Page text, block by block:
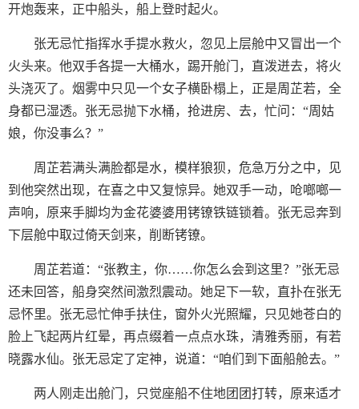
开炮轰来，正中船头，船上登时起火。
张无忌忙指挥水手提水救火，忽见上层舱中又冒出一个
火头来。他双手各提一大桶水，踢开舱门，直泼迸去，将火
头浇灭了。烟雾中只见一个女子横卧榻上，正是周芷若，全
身都已湿透。张无忌抛下水桶，抢进房、去，忙问：“周姑
娘，你没事么？”
周芷若满头满脸都是水，模样狼狈，危急万分之中，见
到他突然出现，在喜之中又复惊异。她双手一动，呛啷啷一
声响，原来手脚均为金花婆婆用铐镣铁链锁着。张无忌奔到
下层舱中取过倚天剑来，削断铐镣。
周芷若道：“张教主，你……你怎么会到这里？”张无忌
还未回答，船身突然间激烈震动。她足下一软，直扑在张无
忌怀里。张无忌忙伸手扶住，窗外火光照耀，只见她苍白的
脸上飞起两片红晕，再点缀着一点点水珠，清雅秀丽，有若
晓露水仙。张无忌定了定神，说道：“咱们到下面船舱去。”
两人刚走出舱门，只觉座船不住地团团打转，原来适才